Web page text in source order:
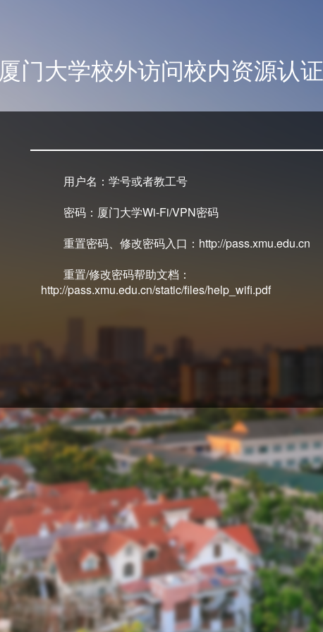
厦门大学校外访问校内资源认证
用户名：学号或者教工号
密码：厦门大学Wi-Fi/VPN密码
重置密码、修改密码入口：http://pass.xmu.edu.cn
重置/修改密码帮助文档：
http://pass.xmu.edu.cn/static/files/help_wifi.pdf